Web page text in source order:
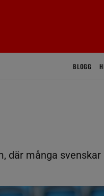
BLOGG
där många svenskar